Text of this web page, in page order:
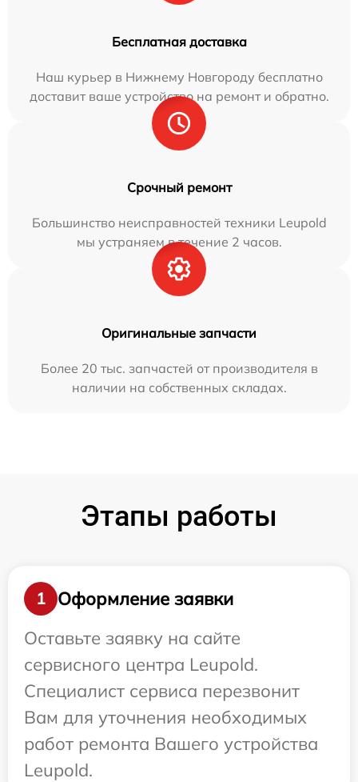
Бесплатная доставка
Наш курьер в Нижнему Новгороду бесплатно
доставит ваше устройство на ремонт и обратно.
Срочный ремонт
Большинство неисправностей техники Leupold
мы устраняем в течение 2 часов.
Оригинальные запчасти
Более 20 тыс. запчастей от производителя в
наличии на собственных складах.
Этапы работы
1
Оформление заявки
Оставьте заявку на сайте
сервисного центра Leupold.
Специалист сервиса перезвонит
Вам для уточнения необходимых
работ ремонта Вашего устройства
Leupold.